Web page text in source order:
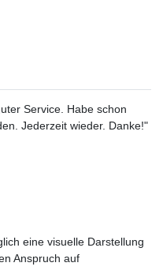
Service. Habe schon
Jederzeit wieder. Danke!"
eine visuelle Darstellung
Anspruch auf